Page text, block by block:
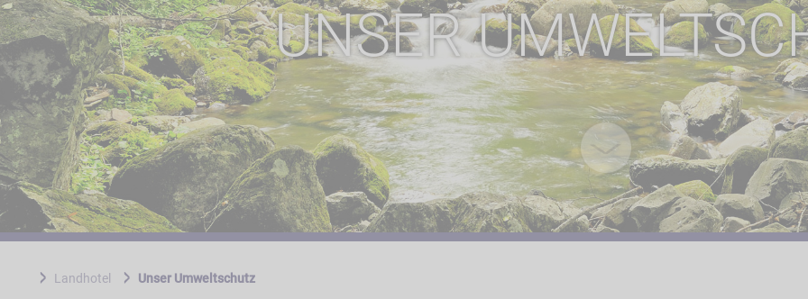
UNSER
Landhotel Unser Umweltschutz